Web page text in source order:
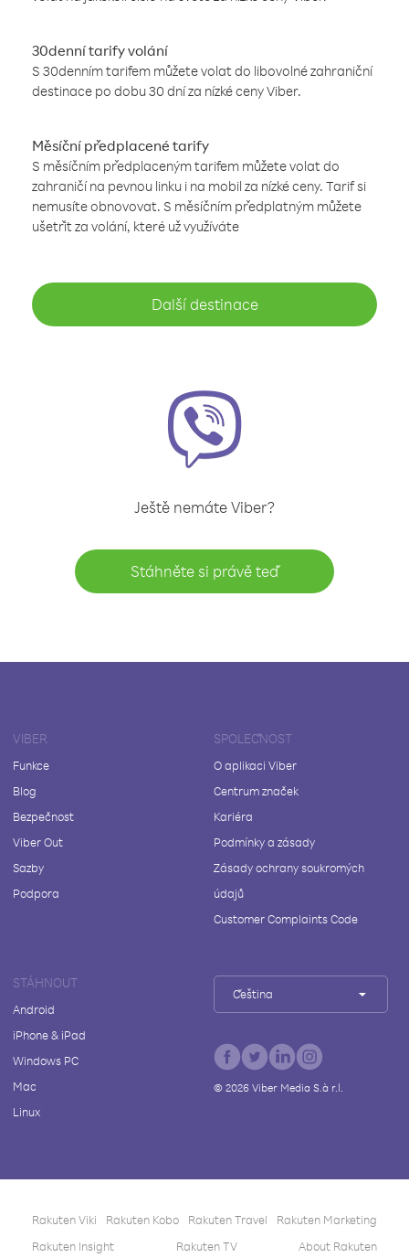
30denní tarify volání
S 30denním tarifem můžete volat do libovolné zahraniční
destinace po dobu 30 dní za nízké ceny Viber.
Měsíční předplacené tarify
S měsíčním předplaceným tarifem můžete volat do
zahraničí na pevnou linku i na mobil za nízké ceny. Tarif si
nemusíte obnovovat. S měsíčním předplatným můžete
ušetřit za volání, které už využíváte
Další destinace
Ještě nemáte Viber?
Stáhněte si právě teď
VIBER
Funkce
Blog
Bezpečnost
Viber Out
Sazby
Podpora
SPOLEČNOST
O aplikaci Viber
Centrum značek
Kariéra
Podmínky a zásady
Zásady ochrany soukromých
údajů
Customer Complaints Code
STÁHNOUT
Android
iPhone & iPad
Windows PC
Mac
Linux
Čeština
© 2026Viber Media S.à r.l.
Rakuten Viki Rakuten Kobo Rakuten Travel
Rakuten Marketing
Rakuten Insight
Rakuten TV About Rakuten